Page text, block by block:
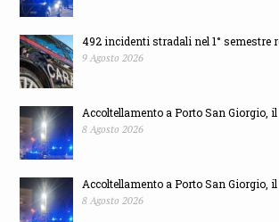
492 incidenti stradali nel 1° semestre
9 Agosto 2026
Accoltellamento a Porto San Giorgio, il
8 Agosto 2026
Accoltellamento a Porto San Giorgio, il
8 Agosto 2026